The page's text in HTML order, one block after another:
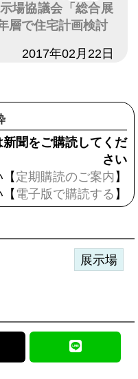
場協議会「総合展
層で住宅計画検討
2017年02月22日
聞をご購読してくだ
さい
定期購読のご案内 】
電子版で購読する 】
展示場